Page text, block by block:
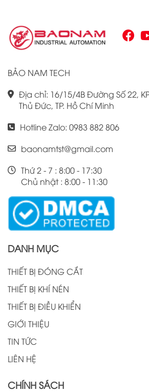
Chính vì vậy, việc nắm vững những
Omron CJ1W là điều cần thiết cho bất
hiệu suất công việc của mình.
BẢO NAM TECH
Địa chỉ: 16/15/4B Đường Số 22,
Thủ Đức, TP. Hồ Chí Minh
Hotline Zalo: 0983 882 806
baonamtst@gmail.com
Thứ 2 - 7 : 8:00 - 17:30
Chủ nhật : 8:00 - 11:30
DANH MỤC
THIẾT BỊ ĐÓNG CẮT
THIẾT BỊ KHÍ NÉN
THIẾT BỊ ĐIỀU KHIỂN
GIỚI THIỆU
TIN TỨC
LIÊN HỆ
CHÍNH SÁCH